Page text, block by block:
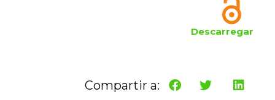
Descarregar
Compartir a: